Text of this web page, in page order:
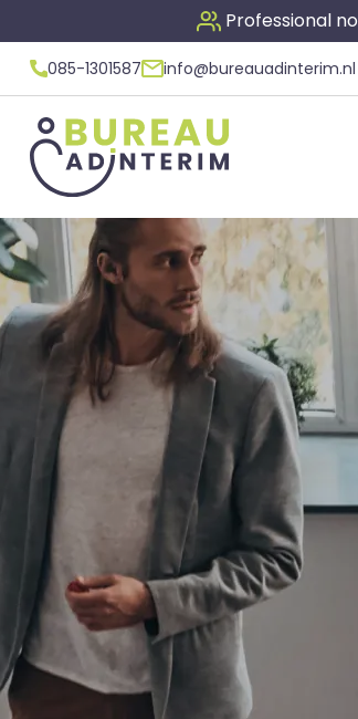
Professional
085-1301587 info@bureauadinterim.nl